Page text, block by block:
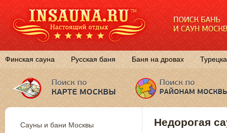
Финская сауна Русская баня Баня на дровах
Недорогая
Сауны и бани Москвы